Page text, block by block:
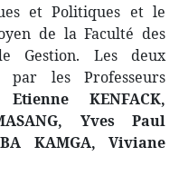
et Politiques et le
de la Faculté des
Gestion. Les deux
par les Professeurs
KENFACK,
Yves Paul
KAMGA, Viviane